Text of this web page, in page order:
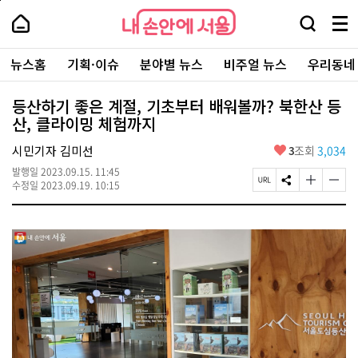
본
로
가
내
손
안
에
서
울
-
서
울
시
대
표
소
통
포
내
손
에
울
검
창
열
기
메
뉴
전
체
보
기
주
요
서
뉴스홈 기획·이슈 분야별 뉴스 비주얼 뉴스 우리동
등산하기 좋은 계절, 기초부터 배워볼까? 북한산 등
산, 클라이밍 체험까지
시민기자 김미선
발행일 2023.09.15. 11:45
수정일 2023.09.19. 10:15
좋
요
3조회 3,034
페
이
U
R
L
복
사
S
N
공
하
기
글
자
기
변
경
하
기
글
자
기
작
게
변
경
하
기
페
상
단
로